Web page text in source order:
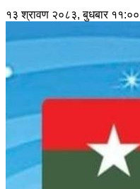
१३ श्रावण २०८३, बुधबार ११:००